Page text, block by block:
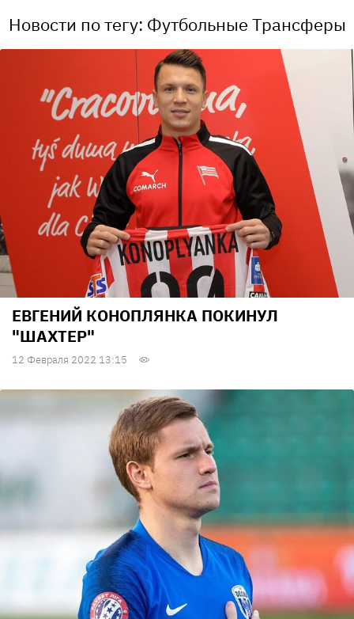
Новости по тегу: Футбольные Трансферы
ЕВГЕНИЙ КОНОПЛЯНКА ПОКИНУЛ
"ШАХТЕР"
12 Февраля 2022 13:15